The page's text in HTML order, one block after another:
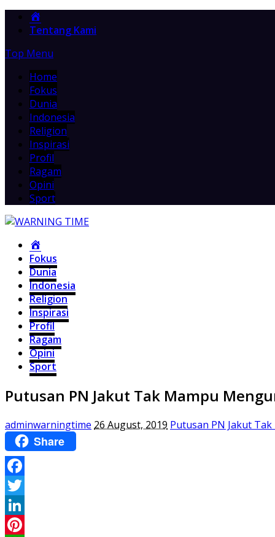
Tentang Kami
Top Menu
Home
Fokus
Dunia
Indonesia
Religion
Inspirasi
Profil
Ragam
Opini
Sport
Fokus
Dunia
Indonesia
Religion
Inspirasi
Profil
Ragam
Opini
Sport
Putusan PN Jakut Tak Mampu
adminwarningtime 26 August, 2019 Putusan PN Jakut
Share
Facebook
Twitter
LinkedIn